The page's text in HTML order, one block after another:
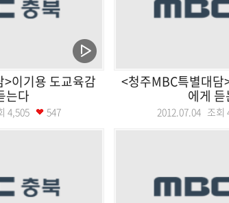
이기용 도교육감
는다
4,505 547
<청주MBC특별대담
에게
2012.07.04 조회